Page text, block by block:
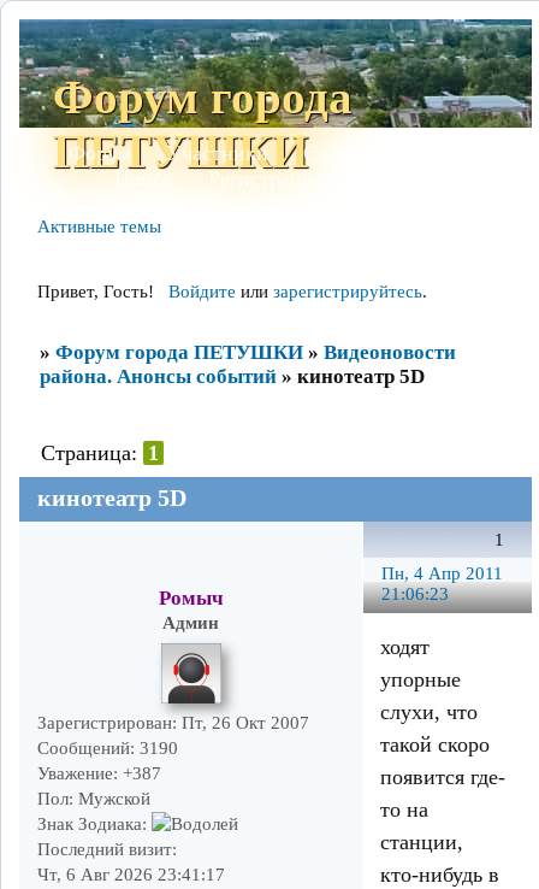
Форум города
ПЕТУШКИ
Форум Участники Сайт
Поиск
Регистрация
Активные темы
Привет, Гость! Войдите или зарегистрируйтесь.
» Форум города ПЕТУШКИ » Видеоновости
района. Анонсы событий » кинотеатр 5D
кинотеатр 5D
Страница: 1
1
Пн, 4 Апр 2011
21:06:23
Ромыч
Админ
Зарегистрирован: Пт, 26 Окт 2007
Сообщений: 3190
Уважение: +387
Пол: Мужской
Знак Зодиака:
Последний визит:
Чт, 6 Авг 2026 23:41:17
ходят
упорные
слухи, что
такой скоро
появится где-
то на
станции,
кто-нибудь в